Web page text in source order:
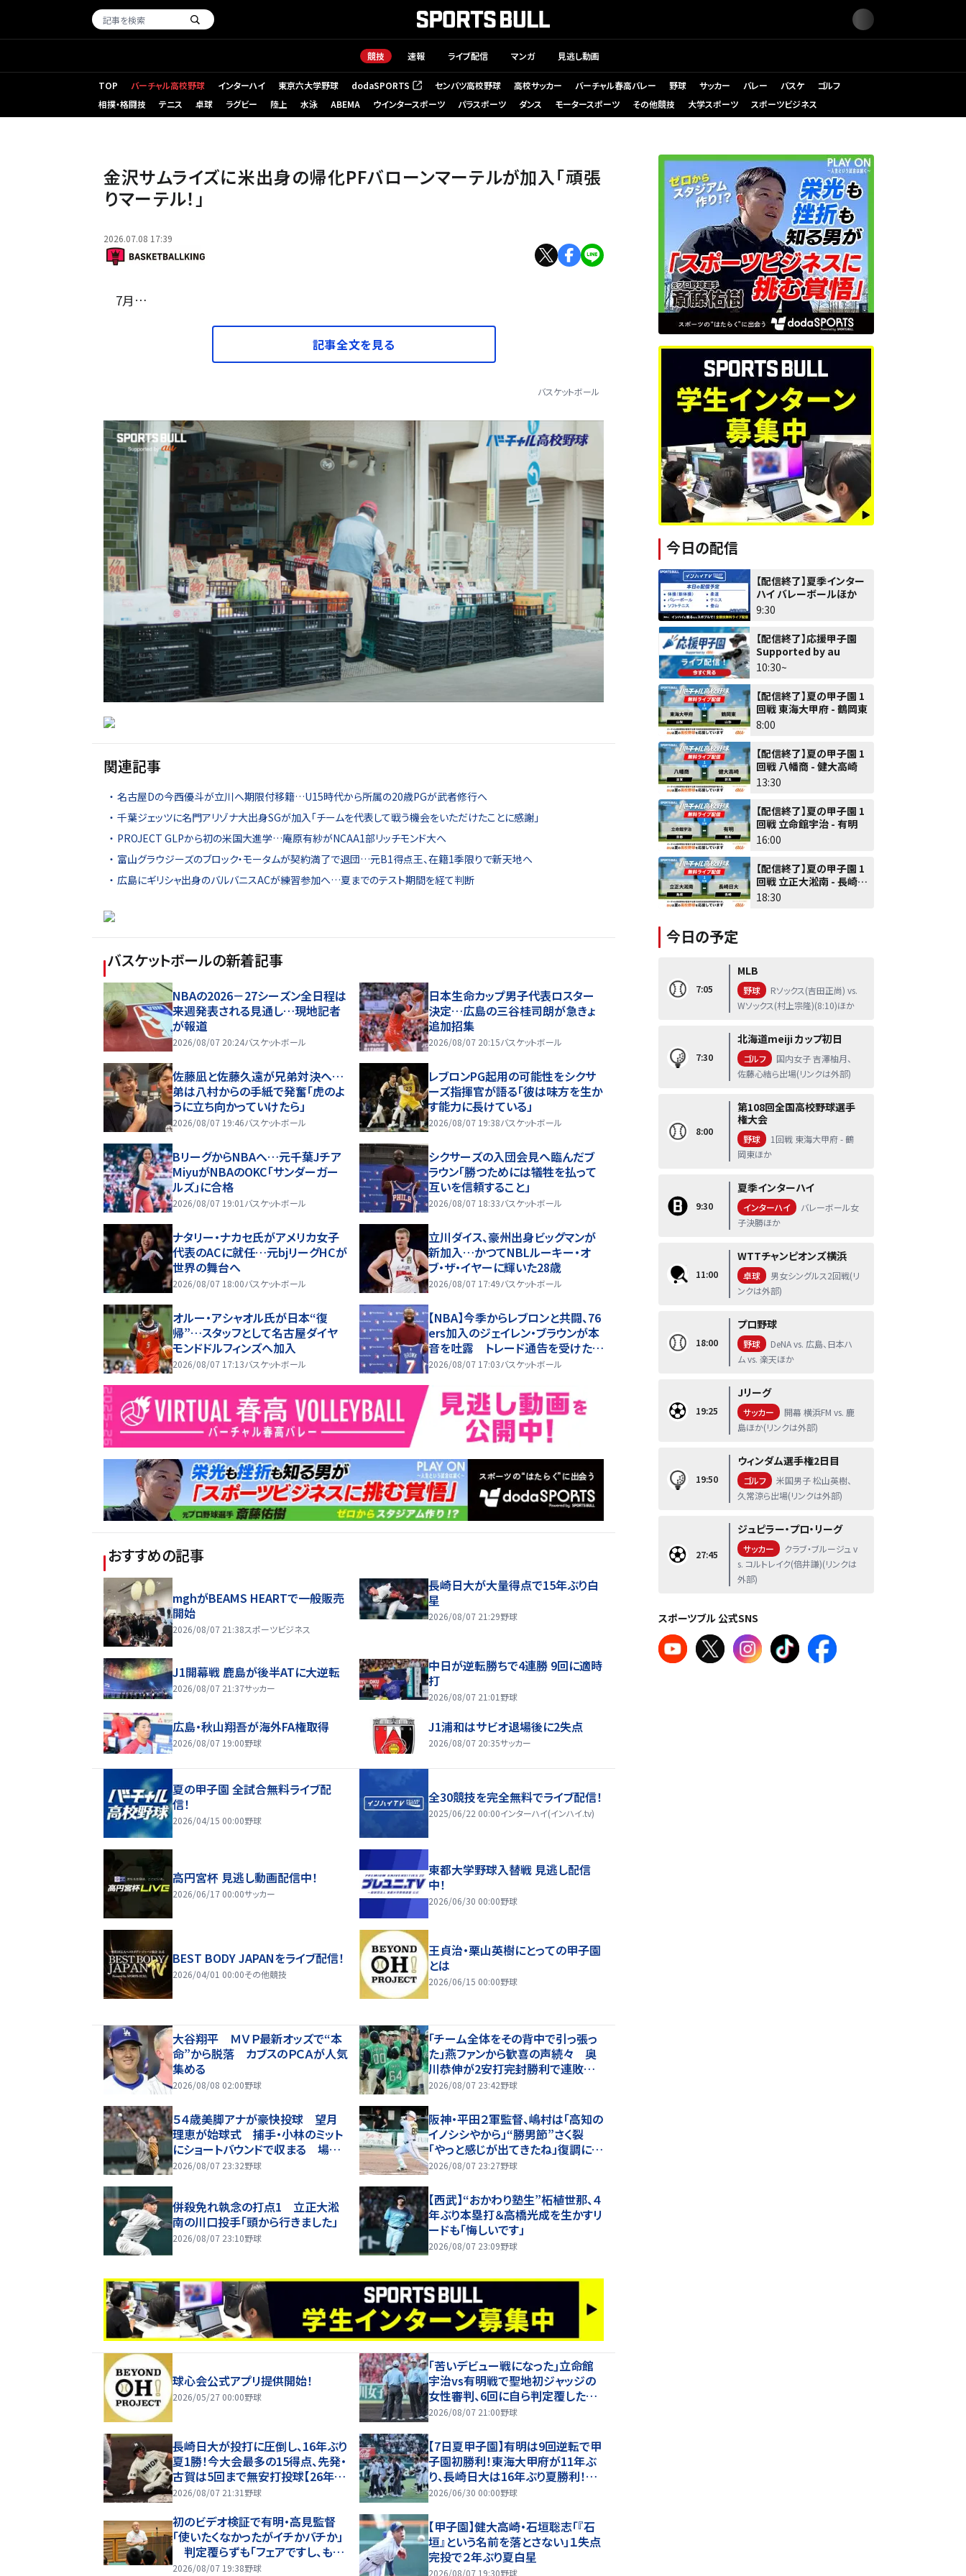
競技 速報 ライブ配信 マンガ 見逃し動画
TOP バーチャル高校野球 インターハイ 東京六大学野球 dodaSPORTS
（新しいタブで開く） センバツ高校野球 高校サッカー バーチャル春高バレー 野球 サッカー バレー バスケ
ゴルフ
相撲・格闘技
テニス 卓球 ラグビー 陸上 水泳 ABEMA ウインタースポーツ パラスポーツ ダンス モータースポーツ その他競技 大学スポーツ スポーツビジネス
金沢サムライズに米出身の帰化PFバローンマーテルが加入「頑張
りマーテル！」
2026.07.08 17:39
7月…
記事全文を見る
バスケットボール
関連記事
名古屋Dの今西優斗が立川へ期限付移籍…U15時代から所属の20歳PGが武者修行へ
千葉ジェッツに名門アリゾナ大出身SGが加入「チームを代表して戦う機会をいただけたことに感謝」
PROJECT GLPから初の米国大進学…庵原有紗がNCAA1部リッチモンド大へ
富山グラウジーズのブロック・モータムが契約満了で退団…元B1得点王、在籍1季限りで新天地へ
広島にギリシャ出身のバルバニスACが練習参加へ…夏までのテスト期間を経て判断
バスケットボールの新着記事
NBAの2026－27シーズン全日程は
来週発表される見通し…現地記者
が報道
2026/08/07 20:24バスケットボール
日本生命カップ男子代表ロスター
決定…広島の三谷桂司朗が急きょ
追加招集
2026/08/07 20:15バスケットボール
佐藤凪と佐藤久遠が兄弟対決へ…
弟は八村からの手紙で発奮「虎のよ
うに立ち向かっていけたら」
2026/08/07 19:46バスケットボール
レブロンPG起用の可能性をシクサ
ーズ指揮官が語る「彼は味方を生か
す能力に長けている」
2026/08/07 19:38バスケットボール
BリーグからNBAへ…元千葉Jチア
MiyuがNBAのOKC「サンダーガー
ルズ」に合格
2026/08/07 19:01 バスケットボール
シクサーズの入団会見へ臨んだブ
ラウン「勝つためには犠牲を払って
互いを信頼すること」
2026/08/07 18:33バスケットボール
ナタリー・ナカセ氏がアメリカ女子
代表のACに就任…元bjリーグHCが
世界の舞台へ
2026/08/07 18:00バスケットボール
立川ダイス、豪州出身ビッグマンが
新加入…かつてNBLルーキー・オ
ブ・ザ・イヤーに輝いた28歳
2026/08/07 17:49バスケットボール
オルー・アシャオル氏が日本“復
帰”…スタッフとして名古屋ダイヤ
モンドドルフィンズへ加入
2026/08/07 17:13バスケットボール
【NBA】今季からレブロンと共闘、76
ers加入のジェイレン・ブラウンが本
音を吐露 トレード通告を受けた時
は「スマホを放り投げた」
2026/08/07 17:03バスケットボール
おすすめの記事
mghがBEAMS HEARTで一般販売
開始
2026/08/07 21:38スポーツビジネス
長崎日大が大量得点で15年ぶり白
星
2026/08/07 21:29野球
J1開幕戦 鹿島が後半ATに大逆転
2026/08/07 21:37サッカー
中日が逆転勝ちで4連勝 9回に適時
打
2026/08/07 21:01 野球
広島・秋山翔吾が海外FA権取得
2026/08/07 19:00野球
J1浦和はサビオ退場後に2失点
2026/08/07 20:35サッカー
夏の甲子園 全試合無料ライブ配
信！
2026/04/15 00:00野球
全30競技を完全無料でライブ配信！
2025/06/22 00:00インターハイ(インハイ.tv)
高円宮杯 見逃し動画配信中！
2026/06/17 00:00サッカー
東都大学野球入替戦 見逃し配信
中！
2026/06/30 00:00野球
BEST BODY JAPANをライブ配信！
2026/04/01 00:00その他競技
王貞治・栗山英樹にとっての甲子園
とは
2026/06/15 00:00野球
大谷翔平 ＭＶＰ最新オッズで“本
命”から脱落 カブスのＰＣＡが人気
集める
2026/08/08 02:00野球
「チーム全体をその背中で引っ張っ
た」燕ファンから歓喜の声続々 奥
川恭伸が2安打完封勝利で連敗スト
ップ「まさに頼れるエースの仕事！」
2026/08/07 23:42野球
５４歳美脚アナが豪快投球 望月
理恵が始球式 捕手・小林のミット
にショートバウンドで収まる 場内
歓声
2026/08/07 23:32野球
阪神・平田２軍監督、嶋村は「高知の
イノシシやから」“勝男節”さく裂
「やっと感じが出てきたね」復調に太
鼓判【一問一答】
2026/08/07 23:27野球
併殺免れ執念の打点1 立正大淞
南の川口投手「頭から行きました」
2026/08/07 23:10野球
【西武】“おかわり塾生”柘植世那、４
年ぶり本塁打＆高橋光成を生かすリ
ードも「悔しいです」
2026/08/07 23:09野球
球心会公式アプリ提供開始！
2026/05/27 00:00野球
｢苦いデビュー戦になった｣立命館
宇治vs有明戦で聖地初ジャッジの
女性審判、6回に自ら判定覆したプ
レーを謝罪【26年夏甲子園】
2026/08/07 21:00野球
長崎日大が投打に圧倒し、16年ぶり
夏1勝！今大会最多の15得点、先発・
古賀は5回まで無安打投球【26年夏
甲子園】
2026/08/07 21:31 野球
【7日夏甲子園】有明は9回逆転で甲
子園初勝利！東海大甲府が11年ぶ
り、長崎日大は16年ぶり夏勝利！健
大高崎・石垣が11K完投！
2026/06/30 00:00野球
初のビデオ検証で有明・高見監督
「使いたくなかったがイチかバチか」
判定覆らずも「フェアですし、もや
もやすることなく次にいける」と納得
2026/08/07 19:38野球
【甲子園】健大高崎・石垣聡志「『石
垣』という名前を落とさない」１失点
完投で２年ぶり夏白星
2026/08/07 19:30野球
今日の配信
【配信終了】夏季インター
ハイ バレーボールほか
9:30
【配信終了】応援甲子園
Supported by au
10:30~
【配信終了】夏の甲子園 1
回戦 東海大甲府 - 鶴岡東
8:00
【配信終了】夏の甲子園 1
回戦 八幡商 - 健大高崎
13:30
【配信終了】夏の甲子園 1
回戦 立命館宇治 - 有明
16:00
【配信終了】夏の甲子園 1
回戦 立正大淞南 - 長崎日
大
18:30
今日の予定
7:05
MLB
野球
Rソックス(吉田正尚) vs.
Wソックス(村上宗隆)(8:10)ほか
7:30
北海道meiji カップ初日
ゴルフ
国内女子 吉澤柚月、
佐藤心結ら出場(リンクは外部)
8:00
第108回全国高校野球選手
権大会
野球
1回戦 東海大甲府 - 鶴
岡東ほか
9:30
夏季インターハイ
インターハイ
バレーボール女
子決勝ほか
11:00
WTTチャンピオンズ横浜
卓球
男女シングルス2回戦(リ
ンクは外部)
18:00
プロ野球
野球
DeNA vs. 広島、日本ハ
ム vs. 楽天ほか
19:25
Jリーグ
サッカー
開幕 横浜FM vs. 鹿
島ほか(リンクは外部)
19:50
ウィンダム選手権2日目
ゴルフ
米国男子 松山英樹、
久常涼ら出場(リンクは外部)
27:45
ジュピラー・プロ・リーグ
サッカー
クラブ・ブルージュ v
s. コルトレイク(倍井謙)(リンクは
外部)
スポーツブル 公式SNS